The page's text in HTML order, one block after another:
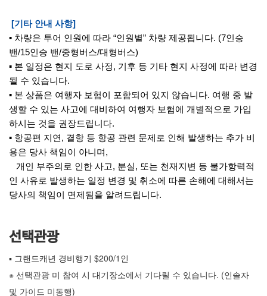
[기타 안내 사항]
▪ 차량은 투어 인원에 따라 “인원별” 차량 제공됩니다. (7인승
밴/15인승 밴/중형버스/대형버스)
▪ 본 일정은 현지 도로 사정, 기후 등 기타 현지 사정에 따라 변경
될 수 있습니다.
▪ 본 상품은 여행자 보험이 포함되어 있지 않습니다. 여행 중 발
생할 수 있는 사고에 대비하여 여행자 보험에 개별적으로 가입
하시는 것을 권장드립니다.
▪ 항공편 지연, 결항 등 항공 관련 문제로 인해 발생하는 추가 비
용은 당사 책임이 아니며,
개인 부주의로 인한 사고, 분실, 또는 천재지변 등 불가항력적
인 사유로 발생하는 일정 변경 및 취소에 따른 손해에 대해서는
당사의 책임이 면제됨을 알려드립니다.
선택관광
▪ 그랜드캐년 경비행기 $200/1인
※ 선택관광 미 참여 시 대기장소에서 기다릴 수 있습니다. (인솔자
및 가이드 미동행)